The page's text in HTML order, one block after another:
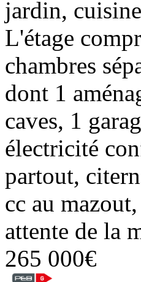
jardin,
L'étage
chambres
dont 1
caves, 1
électricité
partout,
cc au
attente de la
265 000€